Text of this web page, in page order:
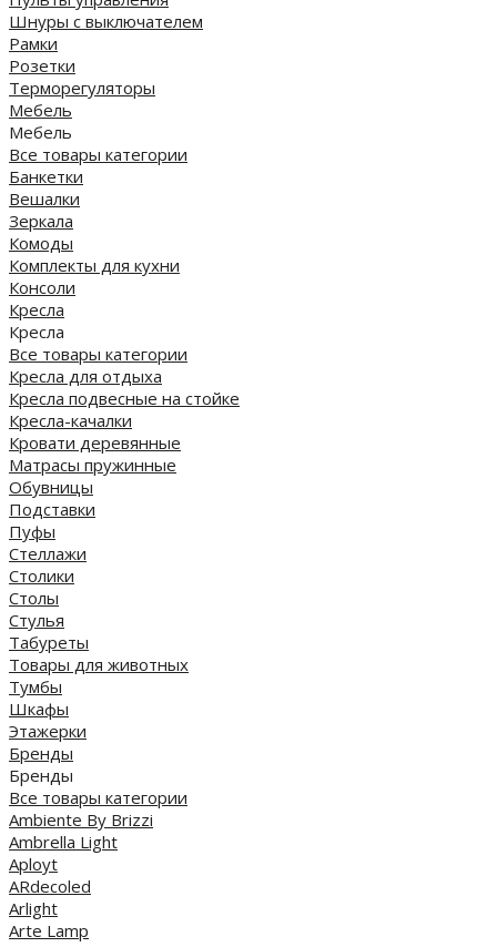
Шнуры с выключателем
Рамки
Розетки
Терморегуляторы
Мебель
Мебель
Все товары категории
Банкетки
Вешалки
Зеркала
Комоды
Комплекты для кухни
Консоли
Кресла
Кресла
Все товары категории
Кресла для отдыха
Кресла подвесные на стойке
Кресла-качалки
Кровати деревянные
Матрасы пружинные
Обувницы
Подставки
Пуфы
Стеллажи
Столики
Столы
Стулья
Табуреты
Товары для животных
Тумбы
Шкафы
Этажерки
Бренды
Бренды
Все товары категории
Ambiente By Brizzi
Ambrella Light
Aployt
ARdecoled
Arlight
Arte Lamp